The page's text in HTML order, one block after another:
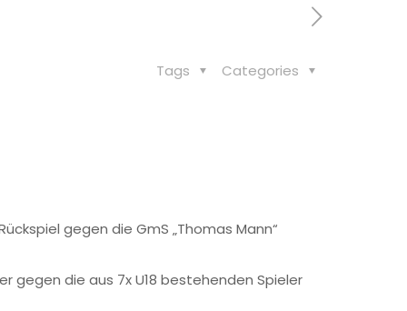
Categories
Tags
gegen die GmS „Thomas Mann“
gegen die aus 7x U18 bestehenden Spieler